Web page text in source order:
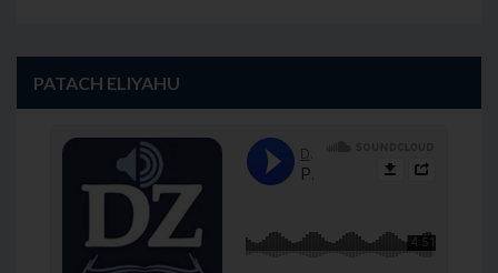
PATACH ELIYAHU